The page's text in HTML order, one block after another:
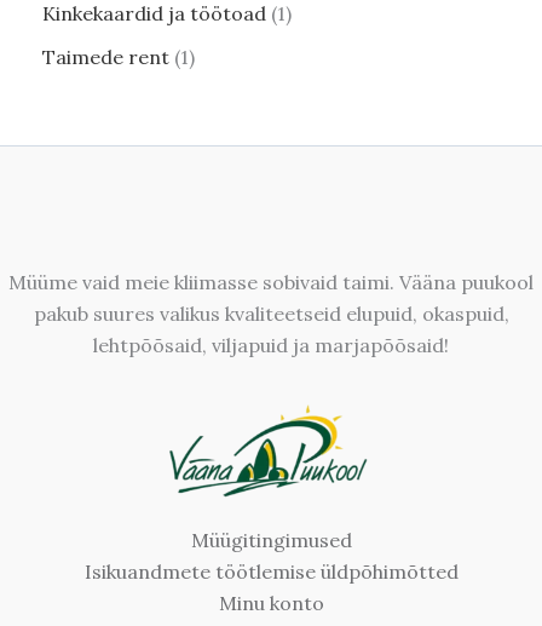
Kinkekaardid ja töötoad 1
Taimede rent 1
Müüme vaid meie kliimasse sobivaid taimi. Vääna puukool
pakub suures valikus kvaliteetseid elupuid, okaspuid,
lehtpõõsaid, viljapuid ja marjapõõsaid!
Müügitingimused
Isikuandmete töötlemise üldpõhimõtted
Minu konto